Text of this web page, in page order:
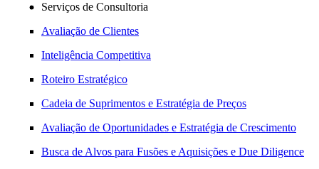
Serviços de Consultoria
Avaliação de Clientes
Inteligência Competitiva
Roteiro Estratégico
Cadeia de Suprimentos e Estratégia de Preços
Avaliação de Oportunidades e Estratégia de Crescimento
Busca de Alvos para Fusões e Aquisições e Due Diligence